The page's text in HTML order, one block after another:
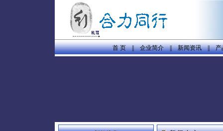
首 页||企业简介||新闻资讯||产